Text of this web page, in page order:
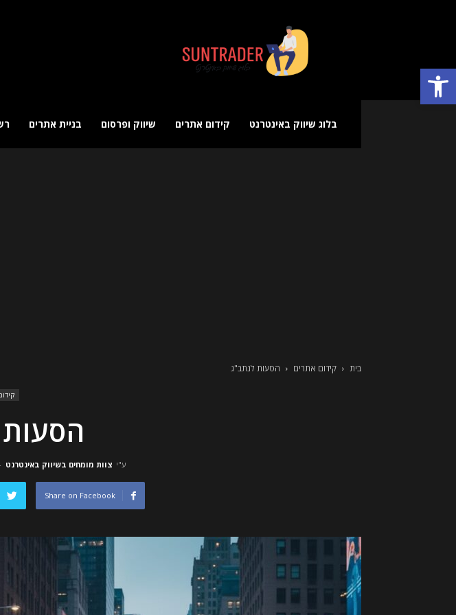
פתח סרגל נגישות
שיווק
באינטרנט
בלוג שיווק באינטרנט קידום אתרים שיווק ופרסום בניית אתרים
בית קידום אתרים הסעות לנתב"ג
ע"י צוות מומחים בשיווק באינטרנט
Share on Facebook